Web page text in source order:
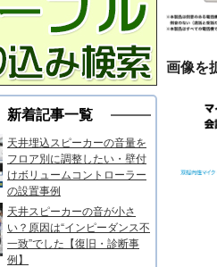
画像を
新着記事一覧
天井埋込スピーカーの音量を
フロア別に調整したい・壁付
けボリュームコントローラー
の設置事例
天井スピーカーの音が小さ
い？原因は“インピーダンス不
一致”でした【復旧・診断事
例】